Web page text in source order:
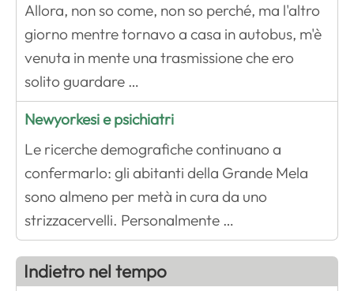
Allora, non so come, non so perché, ma l'altro
giorno mentre tornavo a casa in autobus, m'è
venuta in mente una trasmissione che ero
solito guardare …
Newyorkesi e psichiatri
Le ricerche demografiche continuano a
confermarlo: gli abitanti della Grande Mela
sono almeno per metà in cura da uno
strizzacervelli. Personalmente …
Indietro nel tempo